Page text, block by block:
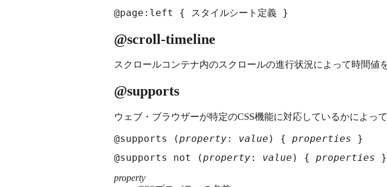
@page:left { スタイルシート定義 }
@scroll-timeline
スクロールコンテナ内のスクロールの進行状況によって時間値
@supports
ウェブ・ブラウザーが特定のCSS機能に対応しているかによっ
@supports (property: value ) { properties }
@supports not (property: value ) { properties }
property